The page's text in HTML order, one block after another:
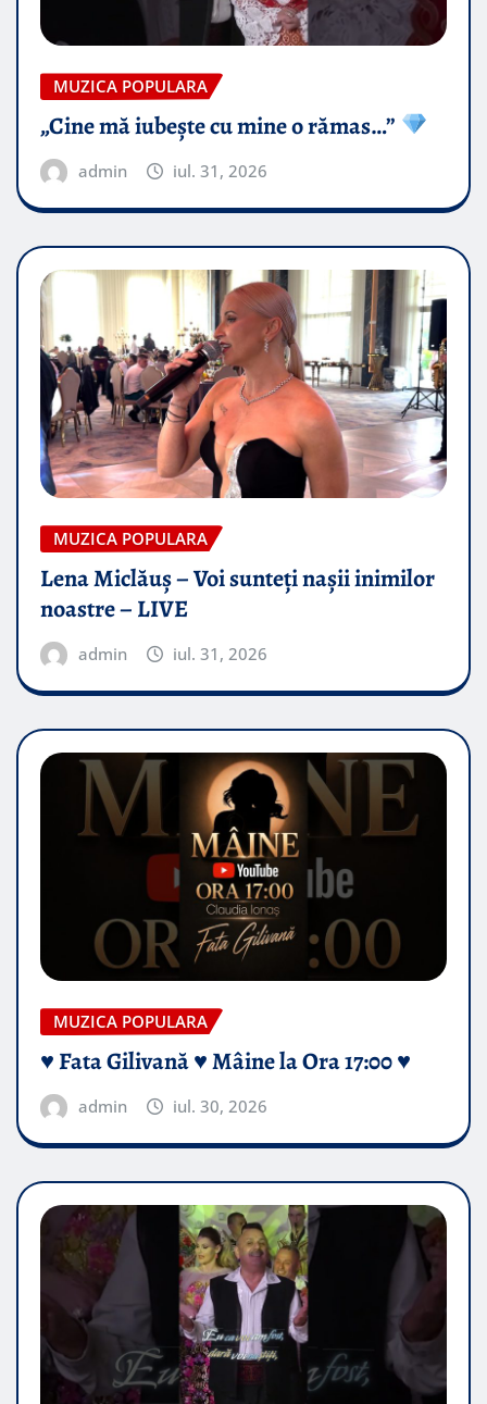
MUZICA POPULARA
„Cine mă iubește cu mine o rămas…”
admin iul. 31, 2026
MUZICA POPULARA
Lena Miclăuș – Voi sunteți nașii inimilor
noastre – LIVE
admin iul. 31, 2026
MUZICA POPULARA
♥️ Fata Gilivană ♥️ Mâine la Ora 17:00 ♥️
admin iul. 30, 2026